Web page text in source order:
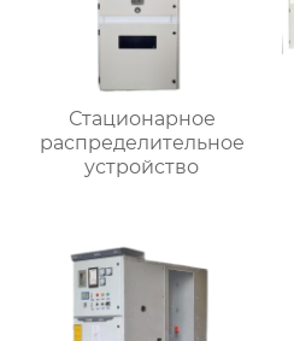
Стационарное
распределительное
устройство